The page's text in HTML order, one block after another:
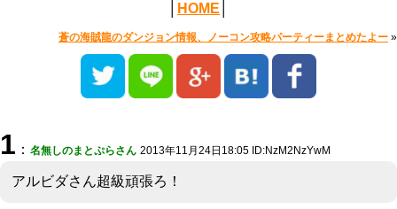
HOME
蒼の海賊龍のダンジョン情報、ノーコン攻略パーティーまとめたよー »
1 ： 名無しのまとぷらさん 2013年11月24日18:05 ID:NzM2NzYwM
アルビダさん超級頑張ろ！